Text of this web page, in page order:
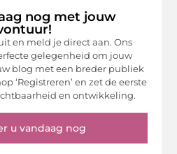
nog met jouw
en meld je direct aan. Ons
gelegenheid om jouw
blog met een breder publiek
‘Registreren’ en zet de eerste
en ontwikkeling.
u vandaag nog